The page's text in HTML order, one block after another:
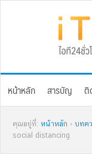
หน้าหลัก สารบัญ ติ
คุณอยู่ที่: หน้าหลัก › บทค
social distancing